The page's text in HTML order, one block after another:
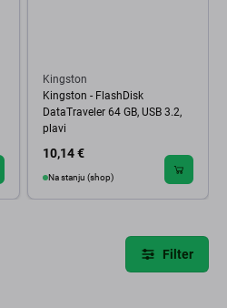
Kingston
Kingston - FlashDisk
DataTraveler 64 GB, USB 3.2,
plavi
10,14 €
Na stanju (shop)
Filter